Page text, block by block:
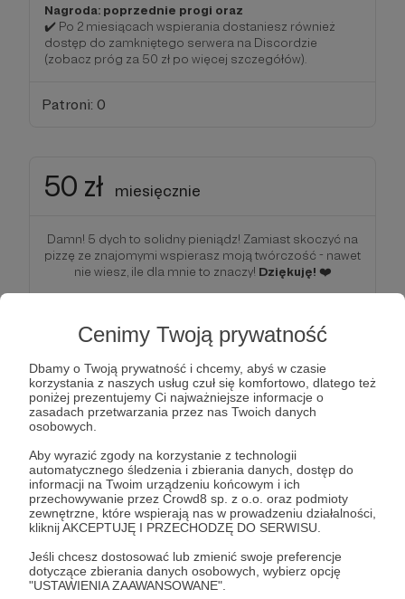
Cenimy Twoją prywatność
Dbamy o Twoją prywatność i chcemy, abyś w czasie
korzystania z naszych usług czuł się komfortowo, dlatego też
poniżej prezentujemy Ci najważniejsze informacje o
zasadach przetwarzania przez nas Twoich danych
osobowych.
Aby wyrazić zgody na korzystanie z technologii
automatycznego śledzenia i zbierania danych, dostęp do
informacji na Twoim urządzeniu końcowym i ich
przechowywanie przez Crowd8 sp. z o.o. oraz podmioty
zewnętrzne, które wspierają nas w prowadzeniu działalności,
kliknij AKCEPTUJĘ I PRZECHODZĘ DO SERWISU.
Jeśli chcesz dostosować lub zmienić swoje preferencje
dotyczące zbierania danych osobowych, wybierz opcję
"USTAWIENIA ZAAWANSOWANE".
Nagroda: poprzednie progi oraz
✔️ Po 2 miesiącach wspierania dostaniesz również
dostęp do zamkniętego serwera na Discordzie
(zobacz próg za 50 zł po więcej szczegółów).
Patroni: 0
50 zł miesięcznie
Damn! 5 dych to solidny pieniądz! Zamiast skoczyć na
pizzę ze znajomymi wspierasz moją twórczość - nawet
nie wiesz, ile dla mnie to znaczy! Dziękuję! ❤️
Discord. Będą tam zajawki nowych filmów, zdjęcia z
filmy. Innymi słowy, będziesz bardzo blisko produkcji
całego kanału!
✔️ Po 2 miesiącach wsparcia dostaniesz ode mnie
krótkie video, ponieważ trudno byłoby się nam
spotkać, a chciałbym Ci osobiście podziękować za
Twoje wsparcie.
✔️ Po 6 miesiącach wsparcia dostaniesz dostęp do
specjalnego kanału na naszym serwerze Discorda
(zobacz próg za 250 złotych).